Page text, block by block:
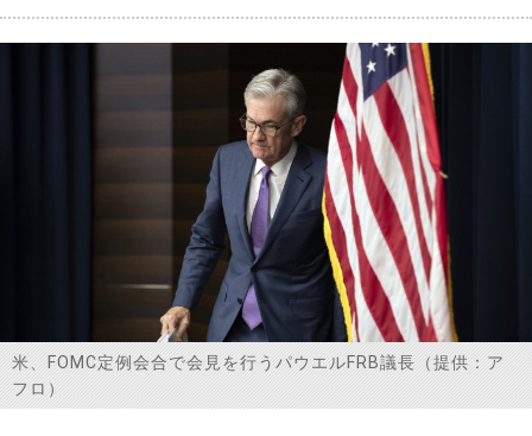
米、FOMC定例会合で会見を行うパウエルFRB議長（提供：ア
フロ）